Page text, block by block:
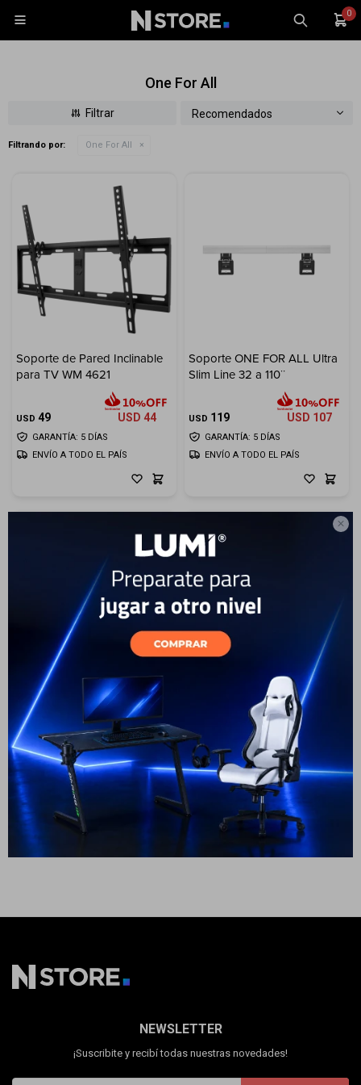

0

One For All
Recomendados
Filtrando por: One For All
Soporte de Pared Inclinable
para TV WM 4621
USD 49 USD 44
GARANTÍA: 5 DÍAS
ENVÍO A TODO EL PAÍS
Soporte ONE FOR ALL Ultra
Slim Line 32 a 110¨
USD 119 USD 107
GARANTÍA: 5 DÍAS
ENVÍO A TODO EL PAÍS
Soporte giratorio de 32" a
84"
USD 119
USD 99 USD
GARANTÍA: 5 DÍAS
ENVÍO A TODO EL PAÍS
Soporte de TV para trípode
de metal completo
USD 349 USD
GARANTÍA: 5 DÍAS
ENVÍO A TODO EL PAÍS
NEWSLETTER
¡Suscribite y recibí todas nuestras novedades!
TV y Audio
Marcas
Cuenta
Wearables
Accesorios
Monitores